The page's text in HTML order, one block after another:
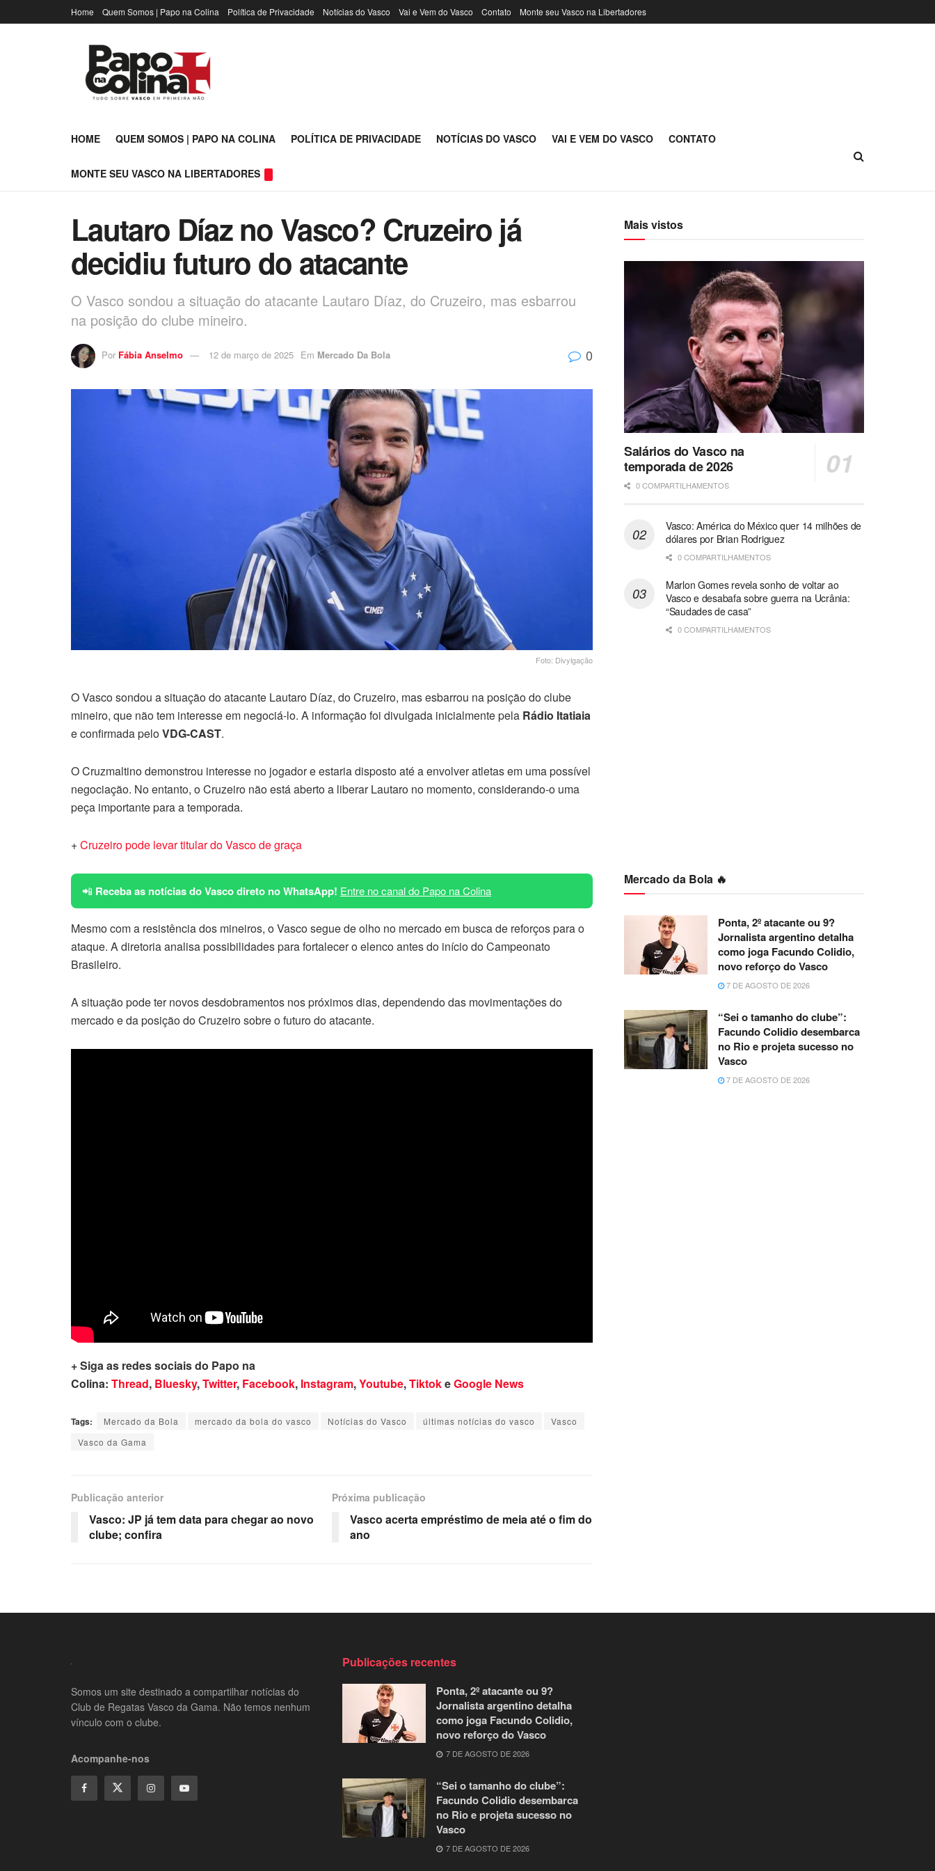
Home Quem Somos | Papo na Colina Política de Privacidade Notícias do Vasco Vai e Vem do Vasco Contato Monte seu Vasco na Libertadores
HOME QUEM SOMOS | PAPO NA COLINA POLÍTICA DE PRIVACIDADE NOTÍCIAS DO VASCO VAI E VEM DO VASCO CONTATO
MONTE SEU VASCO NA LIBERTADORES
Lautaro Díaz no Vasco? Cruzeiro já
decidiu futuro do atacante
O Vasco sondou a situação do atacante Lautaro Díaz, do Cruzeiro, mas esbarrou
na posição do clube mineiro.
Por Fábia Anselmo 12 de março de 2025 Em Mercado Da Bola 0
Foto: Divylgação
O Vasco sondou a situação do atacante Lautaro Díaz, do Cruzeiro, mas esbarrou na posição do clube
mineiro, que não tem interesse em negociá-lo. A informação foi divulgada inicialmente pela Rádio Itatiaia
e confirmada peloVDG-CAST.
O Cruzmaltino demonstrou interesse no jogador e estaria disposto até a envolver atletas em uma possível
negociação. No entanto, o Cruzeiro não está aberto a liberar Lautaro no momento, considerando-o uma
peça importante para a temporada.
+Cruzeiro pode levar titular do Vasco de graça
📲 Receba as notícias do Vasco direto no WhatsApp! Entre no canal do Papo na Colina
Mesmo com a resistência dos mineiros, o Vasco segue de olho no mercado em busca de reforços para o
ataque. A diretoria analisa possibilidades para fortalecer o elenco antes do início do Campeonato
Brasileiro.
A situação pode ter novos desdobramentos nos próximos dias, dependendo das movimentações do
mercado e da posição do Cruzeiro sobre o futuro do atacante.
+ Siga as redes sociais do Papo na
Colina: Thread, Bluesky,Twitter, Facebook, Instagram,Youtube,TiktokeGoogle News
Tags: Mercado da Bola mercado da bola do vasco Notícias do Vasco últimas notícias do vasco
Vasco
Vasco da Gama
Publicação anterior
Vasco: JP já tem data para chegar ao novo
clube; confira
Próxima publicação
Vasco acerta empréstimo de meia até o fim do
ano
Mais vistos
Salários do Vasco na
temporada de 2026
0 COMPARTILHAMENTOS
Vasco: América do México quer 14 milhões de
dólares por Brian Rodriguez
0 COMPARTILHAMENTOS
Marlon Gomes revela sonho de voltar ao
Vasco e desabafa sobre guerra na Ucrânia:
“Saudades de casa”
0 COMPARTILHAMENTOS
Mercado da Bola 🔥
Ponta, 2º atacante ou 9?
Jornalista argentino detalha
como joga Facundo Colidio,
novo reforço do Vasco
7 DE AGOSTO DE 2026
“Sei o tamanho do clube”:
Facundo Colidio desembarca
no Rio e projeta sucesso no
Vasco
7 DE AGOSTO DE 2026
Somos um site destinado a compartilhar notícias do
Club de Regatas Vasco da Gama. Não temos nenhum
vínculo com o clube.
Acompanhe-nos
Publicações recentes
Ponta, 2º atacante ou 9?
Jornalista argentino detalha
como joga Facundo Colidio,
novo reforço do Vasco
7 DE AGOSTO DE 2026
“Sei o tamanho do clube”:
Facundo Colidio desembarca
no Rio e projeta sucesso no
Vasco
7 DE AGOSTO DE 2026